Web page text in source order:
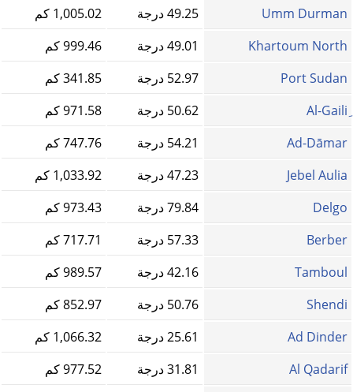
Umm Durman
49.25 درجة
1,005.02 كم
Khartoum North
49.01 درجة
999.46 كم
Port Sudan
52.97 درجة
341.85 كم
50.62 درجة
971.58 كم
Ad-Dāmar
54.21 درجة
747.76 كم
Jebel Aulia
47.23 درجة
1,033.92 كم
Delgo
79.84 درجة
973.43 كم
Berber
57.33 درجة
717.71 كم
Tamboul
42.16 درجة
989.57 كم
Shendi
50.76 درجة
852.97 كم
Ad Dinder
25.61 درجة
1,066.32 كم
Al Qadarif
31.81 درجة
977.52 كم